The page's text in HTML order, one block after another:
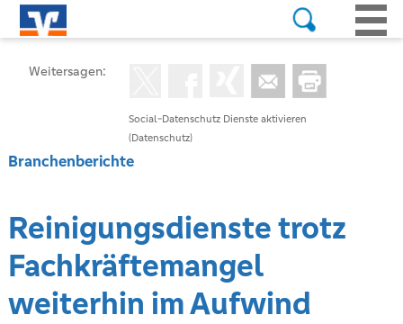
Social-Datenschutz Dienste aktivieren
(Datenschutz)
Weitersagen:
Branchenberichte
Reinigungsdienste trotz
Fachkräftemangel
weiterhin im Aufwind